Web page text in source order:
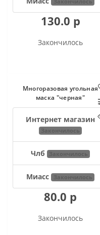
Закончилось
130.0 р
Закончилось
Многоразовая угольная
маска "черная"
Интернет магазин
Закончилось
Члб Закончилось
Миасс Закончилось
80.0 р
Закончилось